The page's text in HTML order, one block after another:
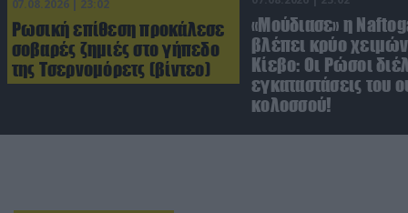
07.08.2026 | 23:02
Ρωσική επίθεση προκάλεσε
σοβαρές ζημιές στο γήπεδο
της Τσερνομόρετς (βίντεο)
«Μούδιασε» η
βλέπει κρύο
Κίεβο: Οι Ρώσοι
εγκαταστάσεις του
κολοσσού!